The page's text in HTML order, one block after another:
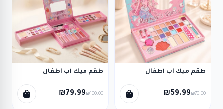
طقم ميك اب اطفال
₪59.99₪70.00
طقم ميك اب اطفال
₪79.99₪100.00